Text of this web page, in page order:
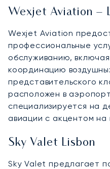
Wexjet Aviation –
Wexjet Aviation
профессиональные
обслуживанию,
координацию
представительского
расположен в
специализируется на
авиации с акцентом
Sky Valet Lisbon
Sky Valet предлагает